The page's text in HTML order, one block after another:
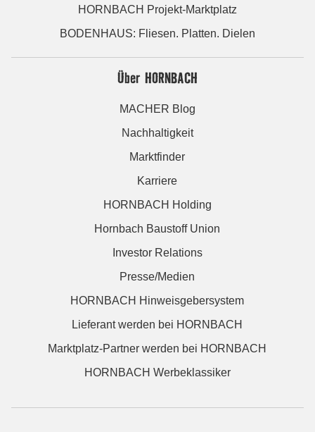
HORNBACH Projekt-Marktplatz
BODENHAUS: Fliesen. Platten. Dielen
Über HORNBACH
MACHER Blog
Nachhaltigkeit
Marktfinder
Karriere
HORNBACH Holding
Hornbach Baustoff Union
Investor Relations
Presse/Medien
HORNBACH Hinweisgebersystem
Lieferant werden bei HORNBACH
Marktplatz-Partner werden bei HORNBACH
HORNBACH Werbeklassiker